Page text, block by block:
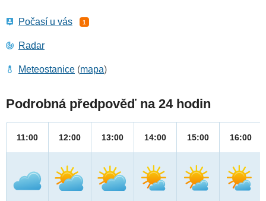
Počasí u vás 1
Radar
Meteostanice (mapa)
Podrobná předpověď na 24 hodin
11:00 12:00 13:00 14:00 15:00 16:00